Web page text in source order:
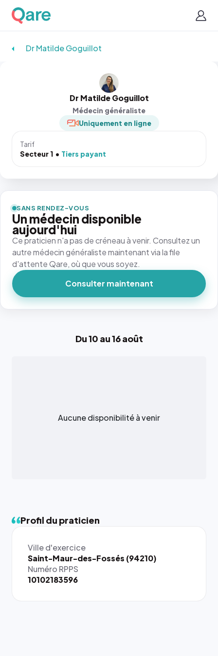
Dr Matilde Goguillot
Dr Matilde Goguillot
Médecin généraliste
Uniquement en ligne
Tarif
Secteur 1
Tiers payant
Du 10 au 16 août
Aucune disponibilité à venir
Profil du praticien
Ville d'exercice
Saint-Maur-des-Fossés (94210)
Numéro RPPS
10102183596
SANS RENDEZ-VOUS
Un médecin disponible
aujourd'hui
Ce praticien n'a pas de créneau à venir. Consultez un
autre médecin généraliste maintenant via la file
d'attente Qare, où que vous soyez.
Consulter maintenant
{# 40×40
: la taille
rendue par
`.profile-